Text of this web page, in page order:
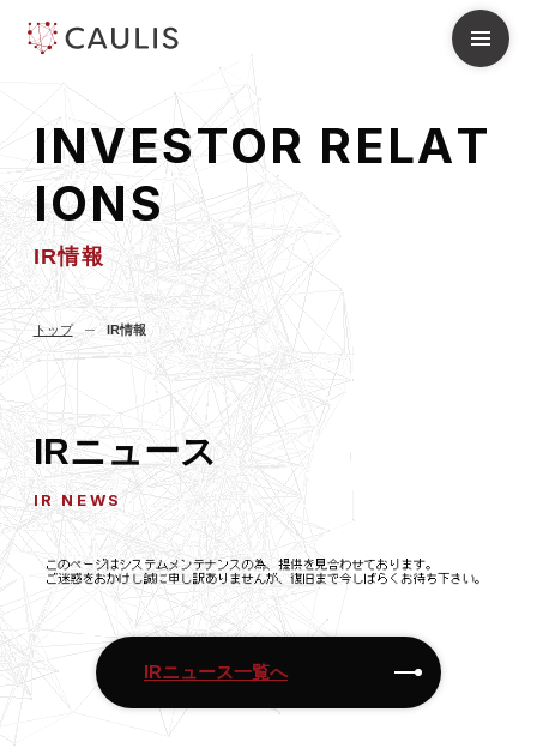
INVESTOR RELAT
IONS
IR情報
トップ IR情報
IRニュース
IR NEWS
IRニュース一覧へ